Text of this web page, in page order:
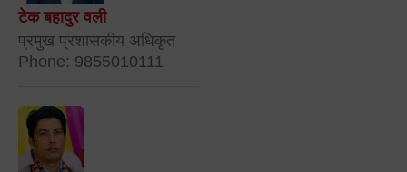
टेक बहादुर वली
प्रमुख प्रशासकीय अधिकृत
Phone: 9855010111